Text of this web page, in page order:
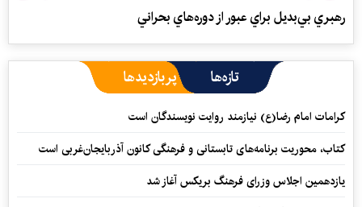
رهبري بي‌بديل براي عبور از دوره‌هاي بحراني
تازه‌ها پربازدیدها
کرامات امام رضا(ع) نیازمند روایت نویسندگان است
کتاب، محوریت برنامه‌های تابستانی و فرهنگی کانون آذربایجان‌غربی است
یازدهمین اجلاس وزرای فرهنگ بریکس آغاز شد